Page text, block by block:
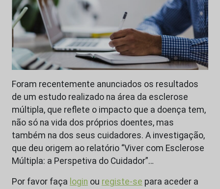
Foram recentemente anunciados os resultados
de um estudo realizado na área da esclerose
múltipla, que reflete o impacto que a doença tem,
não só na vida dos próprios doentes, mas
também na dos seus cuidadores. A investigação,
que deu origem ao relatório “Viver com Esclerose
Múltipla: a Perspetiva do Cuidador”…
Por favor faça login ou registe-se para aceder a